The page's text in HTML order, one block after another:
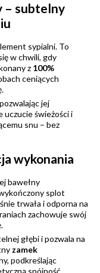
– subtelny
sypialni. To
w chwili, gdy
z 100%
ceniących
jej
uczucie świeżości i
snu – bez
wykonania
bawełny
splot
trwała i odporna na
zachowuje swój
głębi i pozwala na
zamek
podkreślając
spójność.